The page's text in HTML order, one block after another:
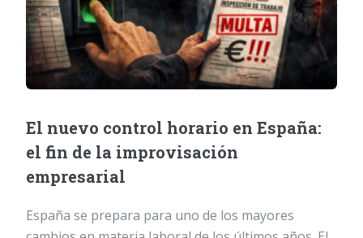
El nuevo control horario en España:
el fin de la improvisación
empresarial
España se prepara para uno de los mayores